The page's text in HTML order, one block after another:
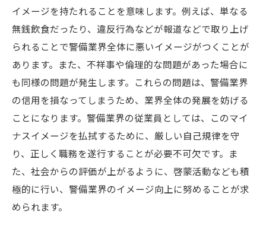
イメージを持たれることを意味します。例えば、単なる
無銭飲食だったり、違反行為などが報道などで取り上げ
られることで警備業界全体に悪いイメージがつくことが
あります。また、不祥事や倫理的な問題があった場合に
も同様の問題が発生します。これらの問題は、警備業界
の信用を損なってしまうため、業界全体の発展を妨げる
ことになります。警備業界の従業員としては、このマイ
ナスイメージを払拭するために、厳しい自己規律を守
り、正しく職務を遂行することが必要不可欠です。ま
た、社会からの評価が上がるように、啓蒙活動なども積
極的に行い、警備業界のイメージ向上に努めることが求
められます。